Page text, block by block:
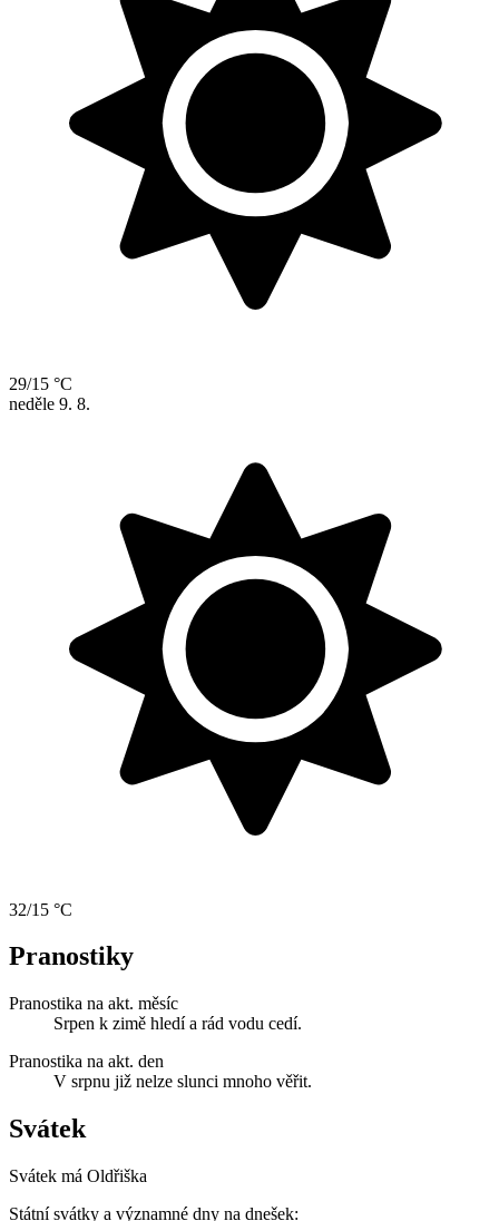
29/15 °C
neděle 9. 8.
32/15 °C
Pranostiky
Pranostika na akt. měsíc
Srpen k zimě hledí a rád vodu cedí.
Pranostika na akt. den
V srpnu již nelze slunci mnoho věřit.
Svátek
Svátek má Oldřiška
Státní svátky a významné dny na dnešek: